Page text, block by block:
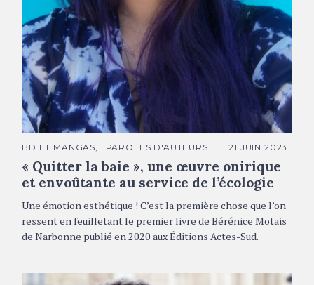
B. M. de Narbonne © DR
C
T
É
G
R
I
E
BD ET MANGAS PAROLES D'AUTEURS 21 JUIN 2023
« Quitter la baie », une œuvre onirique
et envoûtante au service de l’écologie
Une émotion esthétique ! C’est la première chose que l’on
ressent en feuilletant le premier livre de Bérénice Motais
de Narbonne publié en 2020 aux Éditions Actes-Sud.